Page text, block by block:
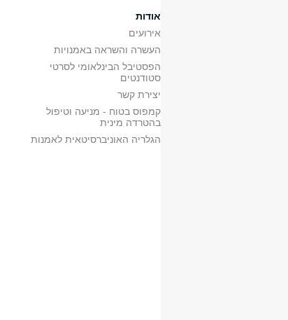
יסודות
מר
20:00
אודות
אירועים
העשרה והשראה באמנויות
הפסטיבל הבינלאומי לסרטי
סטודנטים
יצירת קשר
קמפוס בטוח - מניעה וטיפול
בהטרדה מינית
הגלריה האוניברסיטאית לאמנות